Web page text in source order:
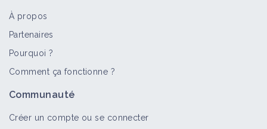
À propos
Partenaires
Pourquoi ?
Comment ça fonctionne ?
Communauté
Créer un compte ou se connecter